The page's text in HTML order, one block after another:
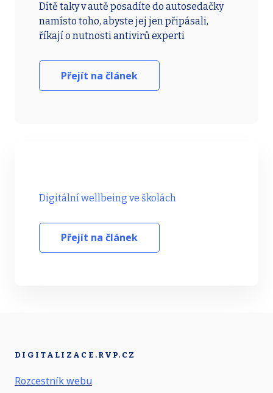
Dítě taky v autě posadíte do autosedačky
namísto toho, abyste jej jen připásali,
říkají o nutnosti antivirů experti
Přejít na článek
Digitální wellbeing ve školách
Přejít na článek
DIGITALIZACE.RVP.CZ
Rozcestník webu